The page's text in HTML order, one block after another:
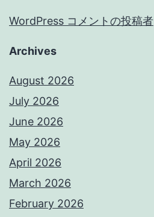
WordPress コメントの投稿者
Archives
August 2026
July 2026
June 2026
May 2026
April 2026
March 2026
February 2026